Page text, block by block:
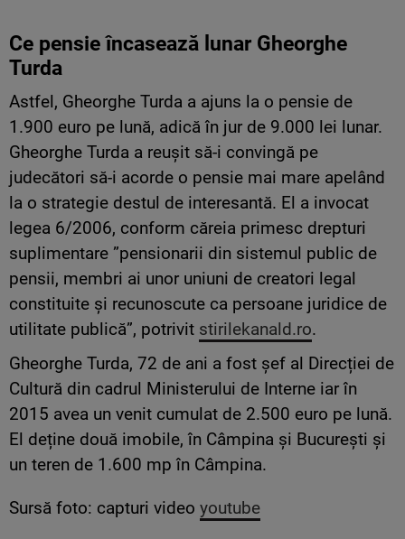
Ce pensie încasează lunar Gheorghe
Turda
Astfel, Gheorghe Turda a ajuns la o pensie de
1.900 euro pe lună, adică în jur de 9.000 lei lunar.
Gheorghe Turda a reușit să-i convingă pe
judecători să-i acorde o pensie mai mare apelând
la o strategie destul de interesantă. El a invocat
legea 6/2006, conform căreia primesc drepturi
suplimentare ”pensionarii din sistemul public de
pensii, membri ai unor uniuni de creatori legal
constituite și recunoscute ca persoane juridice de
utilitate publică”, potrivit stirilekanald.ro.
Gheorghe Turda, 72 de ani a fost șef al Direcției de
Cultură din cadrul Ministerului de Interne iar în
2015 avea un venit cumulat de 2.500 euro pe lună.
El deține două imobile, în Câmpina și București și
un teren de 1.600 mp în Câmpina.
Sursă foto: capturi video youtube